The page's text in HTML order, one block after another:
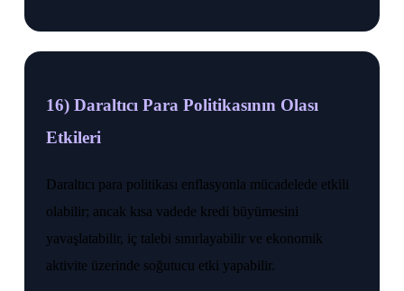
16) Daraltıcı Para Politikasının Olası
Etkileri
Daraltıcı para politikası enflasyonla mücadelede etkili
olabilir; ancak kısa vadede kredi büyümesini
yavaşlatabilir, iç talebi sınırlayabilir ve ekonomik
aktivite üzerinde soğutucu etki yapabilir.